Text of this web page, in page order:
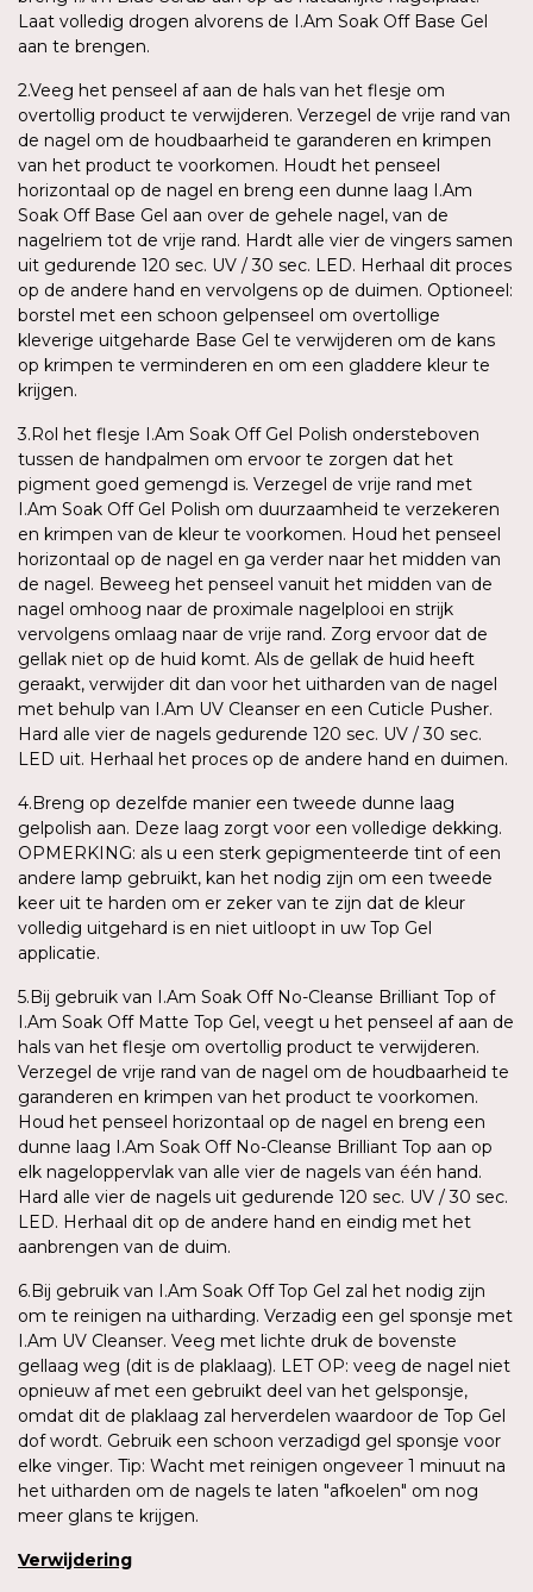
Laat volledig drogen alvorens de I.Am Soak Off Base Gel
aan te brengen.
2.Veeg het penseel af aan de hals van het flesje om
overtollig product te verwijderen. Verzegel de vrije rand van
de nagel om de houdbaarheid te garanderen en krimpen
van het product te voorkomen. Houdt het penseel
horizontaal op de nagel en breng een dunne laag I.Am
Soak Off Base Gel aan over de gehele nagel, van de
nagelriem tot de vrije rand. Hardt alle vier de vingers samen
uit gedurende 120 sec. UV / 30 sec. LED. Herhaal dit proces
op de andere hand en vervolgens op de duimen. Optioneel:
borstel met een schoon gelpenseel om overtollige
kleverige uitgeharde Base Gel te verwijderen om de kans
op krimpen te verminderen en om een gladdere kleur te
krijgen.
3.Rol het flesje I.Am Soak Off Gel Polish ondersteboven
tussen de handpalmen om ervoor te zorgen dat het
pigment goed gemengd is. Verzegel de vrije rand met
I.Am Soak Off Gel Polish om duurzaamheid te verzekeren
en krimpen van de kleur te voorkomen. Houd het penseel
horizontaal op de nagel en ga verder naar het midden van
de nagel. Beweeg het penseel vanuit het midden van de
nagel omhoog naar de proximale nagelplooi en strijk
vervolgens omlaag naar de vrije rand. Zorg ervoor dat de
gellak niet op de huid komt. Als de gellak de huid heeft
geraakt, verwijder dit dan voor het uitharden van de nagel
met behulp van I.Am UV Cleanser en een Cuticle Pusher.
Hard alle vier de nagels gedurende 120 sec. UV / 30 sec.
LED uit. Herhaal het proces op de andere hand en duimen.
4.Breng op dezelfde manier een tweede dunne laag
gelpolish aan. Deze laag zorgt voor een volledige dekking.
OPMERKING: als u een sterk gepigmenteerde tint of een
andere lamp gebruikt, kan het nodig zijn om een tweede
keer uit te harden om er zeker van te zijn dat de kleur
volledig uitgehard is en niet uitloopt in uw Top Gel
applicatie.
5.Bij gebruik van I.Am Soak Off No-Cleanse Brilliant Top of
I.Am Soak Off Matte Top Gel, veegt u het penseel af aan de
hals van het flesje om overtollig product te verwijderen.
Verzegel de vrije rand van de nagel om de houdbaarheid te
garanderen en krimpen van het product te voorkomen.
Houd het penseel horizontaal op de nagel en breng een
dunne laag I.Am Soak Off No-Cleanse Brilliant Top aan op
elk nageloppervlak van alle vier de nagels van één hand.
Hard alle vier de nagels uit gedurende 120 sec. UV / 30 sec.
LED. Herhaal dit op de andere hand en eindig met het
aanbrengen van de duim.
6.Bij gebruik van I.Am Soak Off Top Gel zal het nodig zijn
om te reinigen na uitharding. Verzadig een gel sponsje met
I.Am UV Cleanser. Veeg met lichte druk de bovenste
gellaag weg (dit is de plaklaag). LET OP: veeg de nagel niet
opnieuw af met een gebruikt deel van het gelsponsje,
omdat dit de plaklaag zal herverdelen waardoor de Top Gel
dof wordt. Gebruik een schoon verzadigd gel sponsje voor
elke vinger. Tip: Wacht met reinigen ongeveer 1 minuut na
het uitharden om de nagels te laten "afkoelen" om nog
meer glans te krijgen.
Verwijdering